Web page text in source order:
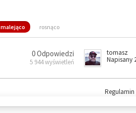
malejąco rosnąco
0 Odpowiedzi
5 944 wyświetleń
tomasz
Napisany